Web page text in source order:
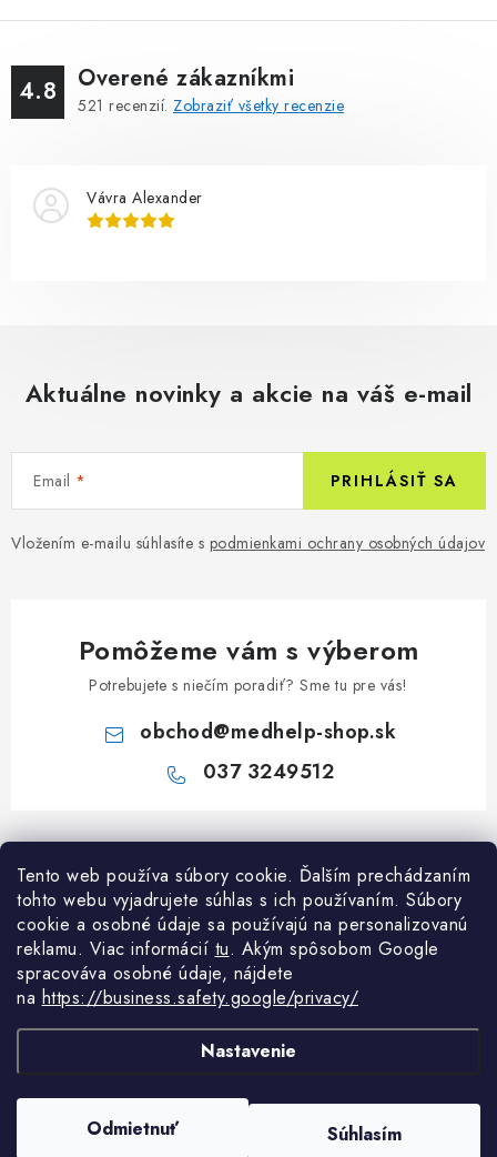
Tento web používa súbory cookie. Ďalším prechádzaním
tohto webu vyjadrujete súhlas s ich používaním. Súbory
cookie a osobné údaje sa používajú na personalizovanú
reklamu. Viac informácií tu. Akým spôsobom Google
spracováva osobné údaje, nájdete
na https://business.safety.google/privacy/
Nastavenie
Odmietnuť Súhlasím
4.8 Overené zákazníkmi
521 recenzií. Zobraziť všetky recenzie
Vávra Alexander
Aktuálne novinky a akcie na váš e-mail
Email
Vložením e-mailu súhlasíte s podmienkami ochrany osobných údajov
PRIHLÁSIŤ SA
Pomôžeme vám s výberom
Potrebujete s niečím poradiť? Sme tu pre vás!
obchod@medhelp-shop.sk
037 3249512
Z
á
Informácie pre vás
O firme
Všetko o nákupe
Kontakty
Všetko o nákupe
Obchodné podmienky
Odstúpenie od zmluvy
NAPÍŠTE NÁM NA WHATSAPP
. Všetky práva vyhradené.Upraviť nastavenie
Potrebujete poradiť?Spýtajte sa nášho
asistenta Mediho.